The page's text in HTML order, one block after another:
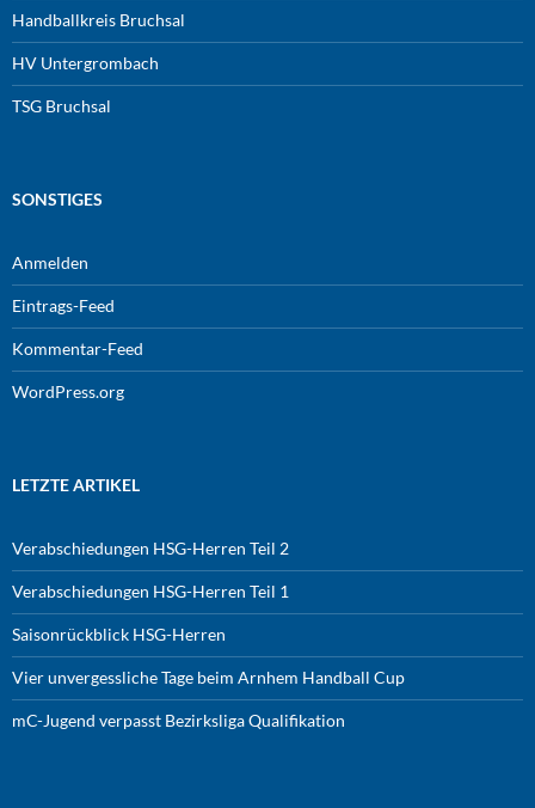
Handballkreis Bruchsal
HV Untergrombach
TSG Bruchsal
SONSTIGES
Anmelden
Eintrags-Feed
Kommentar-Feed
WordPress.org
LETZTE ARTIKEL
Verabschiedungen HSG-Herren Teil 2
Verabschiedungen HSG-Herren Teil 1
Saisonrückblick HSG-Herren
Vier unvergessliche Tage beim Arnhem Handball Cup
mC-Jugend verpasst Bezirksliga Qualifikation